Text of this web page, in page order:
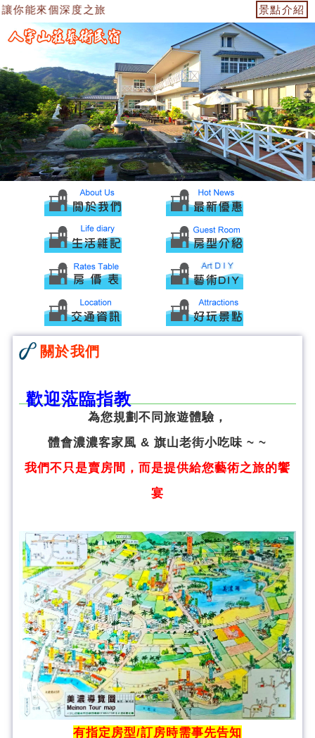
你能來個深度之旅 景點介紹
關於我們
歡迎蒞臨指教
為您規劃不同旅遊體驗，
體會濃濃客家風 & 旗山老街小吃味 ~ ~
我們不只是賣房間，而是提供給您藝術之旅的饗
宴
有指定房型/訂房時需事先告知